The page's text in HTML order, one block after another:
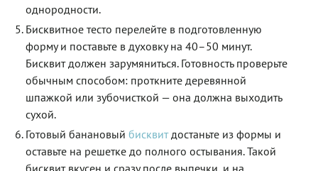
однородности.
Бисквитное тесто перелейте в подготовленную
форму и поставьте в духовку на 40–50 минут.
Бисквит должен зарумяниться. Готовность проверьте
обычным способом: проткните деревянной
шпажкой или зубочисткой — она должна выходить
сухой.
Готовый банановый бисквит достаньте из формы и
оставьте на решетке до полного остывания. Такой
бисквит вкусен и сразу после выпечки, и на